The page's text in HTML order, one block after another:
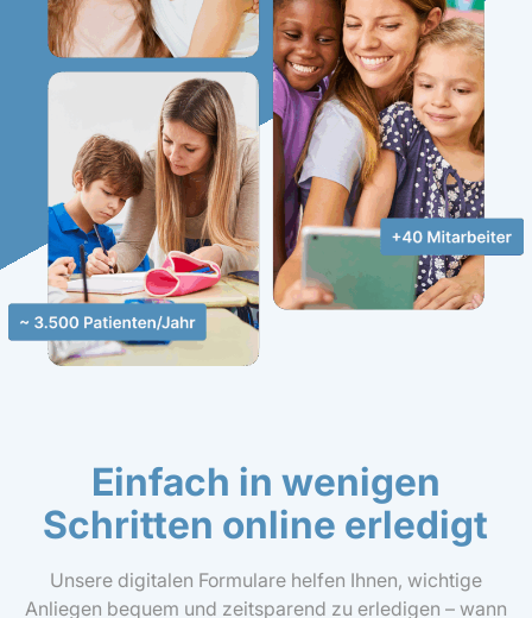
Einfach in wenigen
Schritten online erledigt
Unsere digitalen Formulare helfen Ihnen, wichtige
Anliegen bequem und zeitsparend zu erledigen – wann